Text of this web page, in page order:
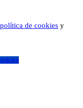
política de cookies y